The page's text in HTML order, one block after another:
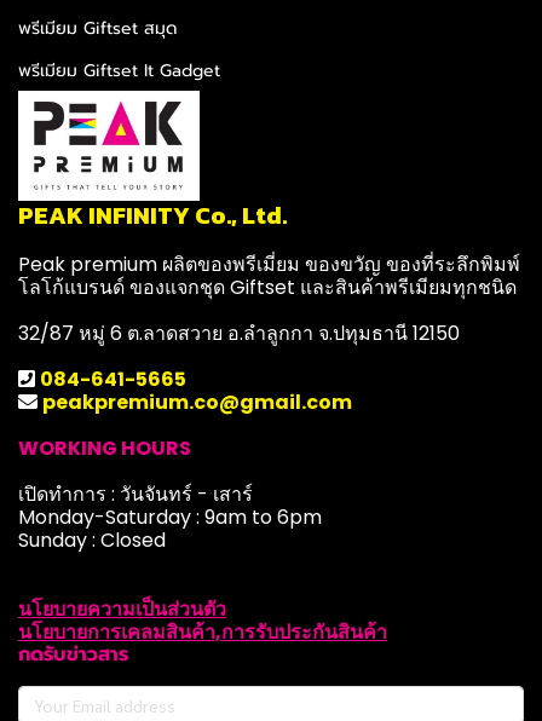
พรีเมียม Giftset สมุด
พรีเมียม Giftset It Gadget
PEAK INFINITY Co., Ltd.
Peak premium ผลิตของพรีเมี่ยม ของขวัญ ของที่ระลึกพิมพ์
โลโก้แบรนด์ ของแจกชุด Giftset และสินค้าพรีเมียมทุกชนิด
32/87 หมู่ 6 ต.ลาดสวาย อ.ลำลูกกา จ.ปทุมธานี 12150
084-641-5665
peakpremium.co@gmail.com
WORKING HOURS
เปิดทำการ : วันจันทร์ - เสาร์
Monday-Saturday : 9am to 6pm
Sunday : Closed
นโยบายความเป็นส่วนตัว
นโยบายการเคลมสินค้า,การรับประกันสินค้า
กดรับข่าวสาร